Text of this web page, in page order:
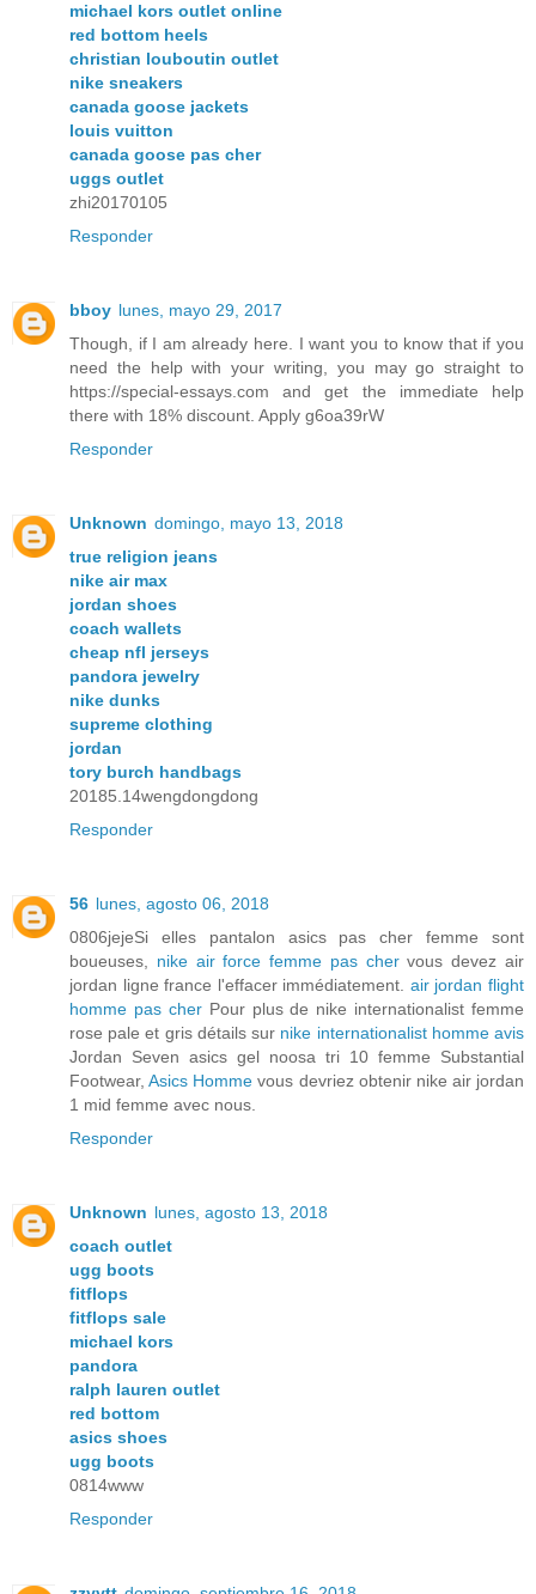
michael kors outlet online
red bottom heels
christian louboutin outlet
nike sneakers
canada goose jackets
louis vuitton
canada goose pas cher
uggs outlet
zhi20170105
Responder
bboy lunes, mayo 29, 2017
Though, if I am already here. I want you to know that if you
need the help with your writing, you may go straight to
https://special-essays.com and get the immediate help
there with 18% discount. Apply g6oa39rW
Responder
Unknown domingo, mayo 13, 2018
true religion jeans
nike air max
jordan shoes
coach wallets
cheap nfl jerseys
pandora jewelry
nike dunks
supreme clothing
jordan
tory burch handbags
20185.14wengdongdong
Responder
56 lunes, agosto 06, 2018
0806jejeSi elles pantalon asics pas cher femme sont
boueuses, nike air force femme pas chervous devez air
jordan ligne france l'effacer immédiatement. air jordan flight
homme pas cherPour plus de nike internationalist femme
rose pale et gris détails sur nike internationalist homme avis
Jordan Seven asics gel noosa tri 10 femme Substantial
Footwear,Asics Homme vous devriez obtenir nike air jordan
1 mid femme avec nous.
Responder
Unknown lunes, agosto 13, 2018
coach outlet
ugg boots
fitflops
fitflops sale
michael kors
pandora
ralph lauren outlet
red bottom
asics shoes
ugg boots
0814www
Responder